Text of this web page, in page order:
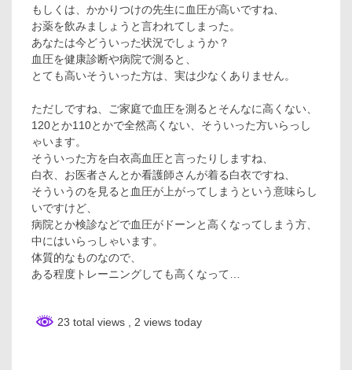
もしくは、かかりつけの先生に血圧が高いですね、
お薬を飲みましょうと言われてしまった。
あなたは今どういった状況でしょうか？
血圧を健康診断や病院で測ると、
とても高いそういった方は、実は少なくありません。
ただしですね、ご家庭で血圧を測るとそんなに高くない、
120とか110とかで全然高くない、そういった方いらっし
ゃいます。
そういった方を白衣高血圧と言ったりしますね、
白衣、お医者さんとか看護師さんが着る白衣ですね、
そういうのを見ると血圧が上がってしまうという意味らし
いですけど、
病院とか検診などで血圧がドーンと高くなってしまう方、
中にはいらっしゃいます。
体質的なものなので、
ある程度トレーニングしても高くなって…
23 total views , 2 views today